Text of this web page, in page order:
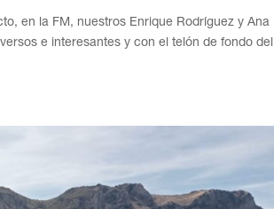
en la FM, nuestros Enrique Rodríguez y Ana
e interesantes y con el telón de fondo del